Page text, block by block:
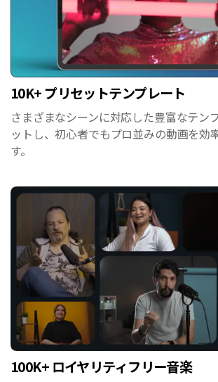
10K+ プリセットテンプレート
さまざまなシーンに対応した豊富なテン
ットし、初心者でもプロ並みの動画を効
す。
100K+ ロイヤリティフリー音楽